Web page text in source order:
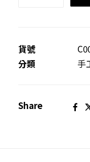
料
包
貨號
分類
手
Share